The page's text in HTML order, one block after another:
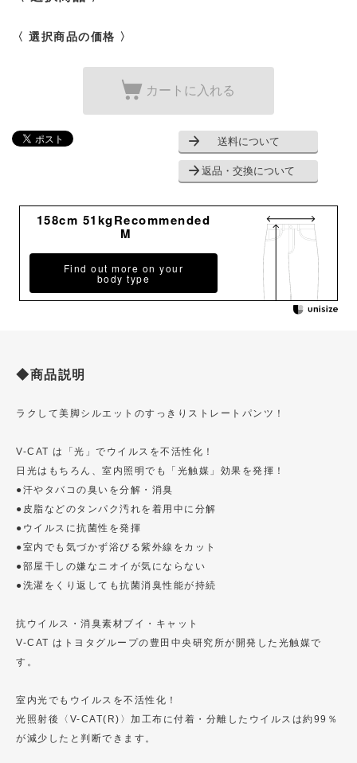
〈 選択商品の価格 〉
カートに入れる
送料について
返品・交換について
158cm 51kgRecommended
M
Find out more on your
body type
◆商品説明
ラクして美脚シルエットのすっきりストレートパンツ！
V-CAT は「光」でウイルスを不活性化！
日光はもちろん、室内照明でも「光触媒」効果を発揮！
●汗やタバコの臭いを分解・消臭
●皮脂などのタンパク汚れを着用中に分解
●ウイルスに抗菌性を発揮
●室内でも気づかず浴びる紫外線をカット
●部屋干しの嫌なニオイが気にならない
●洗濯をくり返しても抗菌消臭性能が持続
抗ウイルス・消臭素材ブイ・キャット
V-CAT はトヨタグループの豊田中央研究所が開発した光触媒で
す。
室内光でもウイルスを不活性化！
光照射後〈V-CAT(R)〉加工布に付着・分離したウイルスは約99％
が減少したと判断できます。